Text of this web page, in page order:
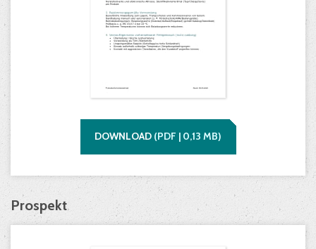
DOWNLOAD (PDF | 0,13 MB)
Prospekt